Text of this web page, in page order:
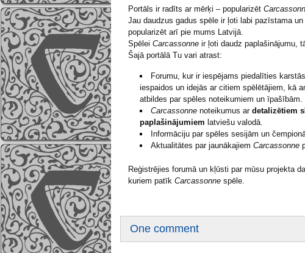
Portāls ir radīts ar mērķi – popularizēt
Jau daudzus gadus spēle ir ļoti labi pazīstama
popularizēt arī pie mums Latvijā.
Spēlei Carcassonne ir ļoti daudz paplašinājumu,
Šajā portālā Tu vari atrast:
Forumu, kur ir iespējams piedalīties
iespaidos un idejās ar citiem spēlētājiem, kā
atbildes par spēles noteikumiem un īpašībām.
Carcassonnenoteikumus ar detalizētiem
paplašinājumiem latviešu valodā.
Informāciju par spēles sesijām un
Aktualitātes par jaunākajiem Carcassonne
Reģistrējies forumā un kļūsti par mūsu projekta
kuriem patīk Carcassonne spēle.
One comment